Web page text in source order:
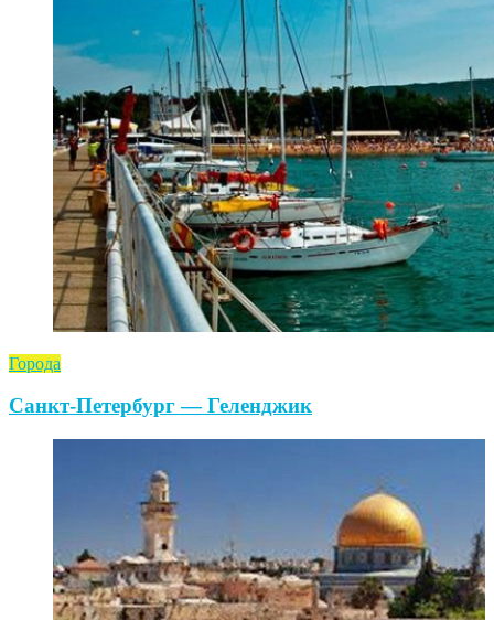
Города
Санкт-Петербург — Геленджик